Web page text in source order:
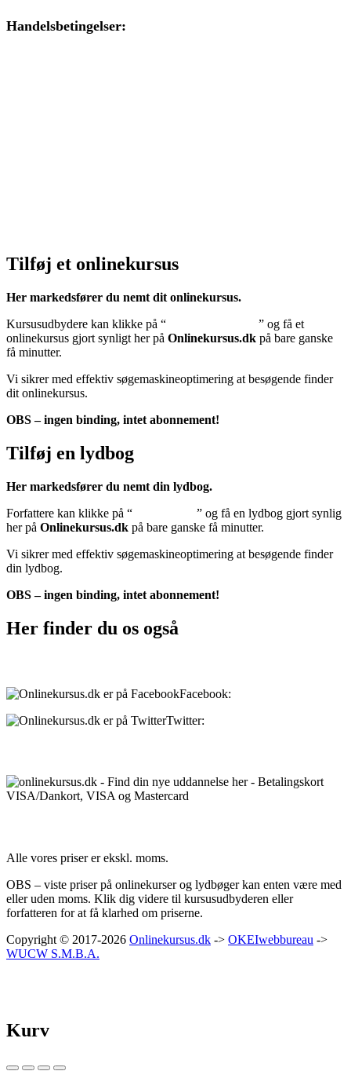
Handelsbetingelser:
Tilføj et onlinekursus
Her markedsfører du nemt dit onlinekursus.
Kursusudbydere kan klikke på “
” og få et
onlinekursus gjort synligt her på Onlinekursus.dk på bare ganske
få minutter.
Vi sikrer med effektiv søgemaskineoptimering at besøgende finder
dit onlinekursus.
OBS – ingen binding, intet abonnement!
Tilføj en lydbog
Her markedsfører du nemt din lydbog.
Forfattere kan klikke på “
” og få en lydbog gjort synlig
her på Onlinekursus.dk på bare ganske få minutter.
Vi sikrer med effektiv søgemaskineoptimering at besøgende finder
din lydbog.
OBS – ingen binding, intet abonnement!
Her finder du os også
Facebook:
Twitter:
Alle vores priser er ekskl. moms.
OBS – viste priser på onlinekurser og lydbøger kan enten være med
eller uden moms. Klik dig videre til kursusudbyderen eller
forfatteren for at få klarhed om priserne.
Copyright © 2017-2026 Onlinekursus.dk -> OKEIwebbureau ->
WUCW S.M.B.A.
Kurv